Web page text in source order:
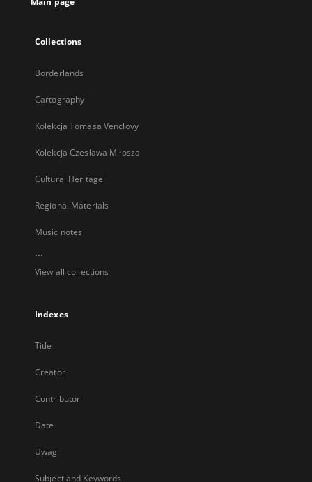
Collections
Borderlands
Cartography
Kolekcja Tomasa Venclovy
Kolekcja Czesława Miłosza
Cultural Heritage
Regional Materials
Music notes
...
View all collections
Indexes
Title
Creator
Contributor
Date
Uwagi
Subject and Keywords